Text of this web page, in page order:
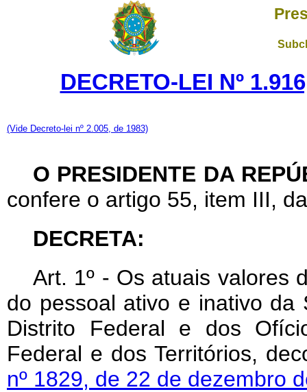
DECRETO-LEI Nº
(Vide Decreto-lei nº 2.005, de 1983)
O PRESIDENTE DA
confere o artigo 55, item III,
DECRETA:
Art. 1º - Os atuais valores
do pessoal ativo e inativo da
Distrito Federal e dos
Federal e dos Territórios,
nº 1829, de 22 de dezembro